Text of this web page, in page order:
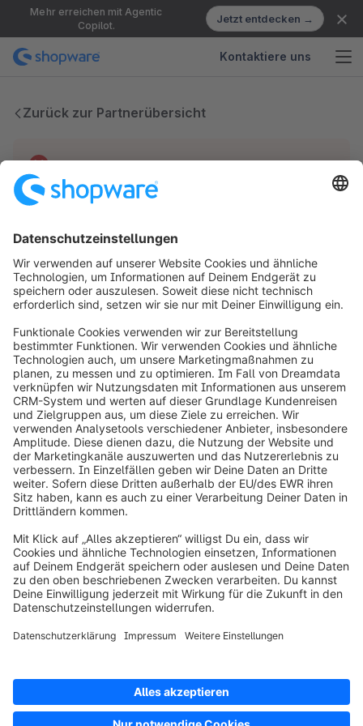
Mehr erreichen mit Agentic
Copilot.
Jetzt entdecken →
Kontaktiere uns
Zurück zur Partnerübersicht
Technische Probleme
info@shopware.com
Über Shopware
Produkt
Lösungen
Partner
Entwickler
Ressourcen
DatenschutzImpressumDigital Services Act (DSA)